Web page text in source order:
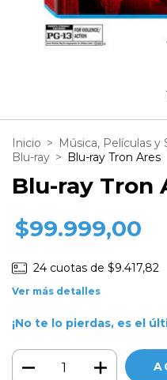
Inicio > Música, Películas y
Blu-ray > Blu-ray Tron Ares
Blu-ray Tron
$99.999,00
24 cuotas de $9.417,82
Ver más detalles
¡No te lo pierdas, es el